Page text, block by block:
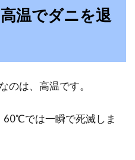
感謝！今年の敬老の日の
れるおじいちゃんやおばあちゃ
温でダニを退
のは、高温です。
では一瞬で死滅しま